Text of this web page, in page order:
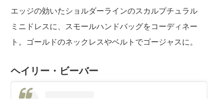
エッジの効いたショルダーラインのスカルプチュラル
ミニドレスに、スモールハンドバッグをコーディネー
ト。ゴールドのネックレスやベルトでゴージャスに。
ヘイリー・ビーバー